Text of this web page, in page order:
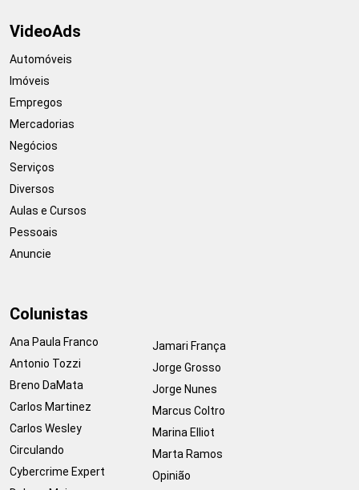
VideoAds
Automóveis
Imóveis
Empregos
Mercadorias
Negócios
Serviços
Diversos
Aulas e Cursos
Pessoais
Anuncie
Colunistas
Ana Paula Franco
Antonio Tozzi
Breno DaMata
Carlos Martinez
Carlos Wesley
Circulando
Cybercrime Expert
Jamari França
Jorge Grosso
Jorge Nunes
Marcus Coltro
Marina Elliot
Marta Ramos
Opinião